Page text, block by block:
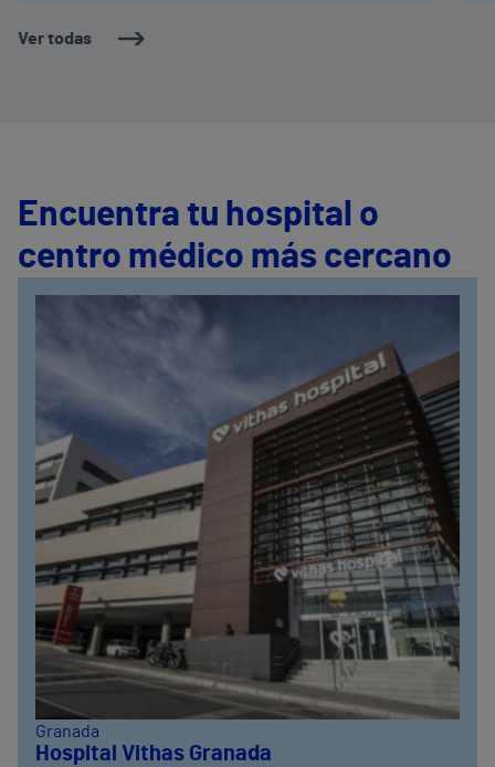
Ver todas
Encuentra tu hospital o
centro médico más cercano
Granada
Hospital Vithas Granada